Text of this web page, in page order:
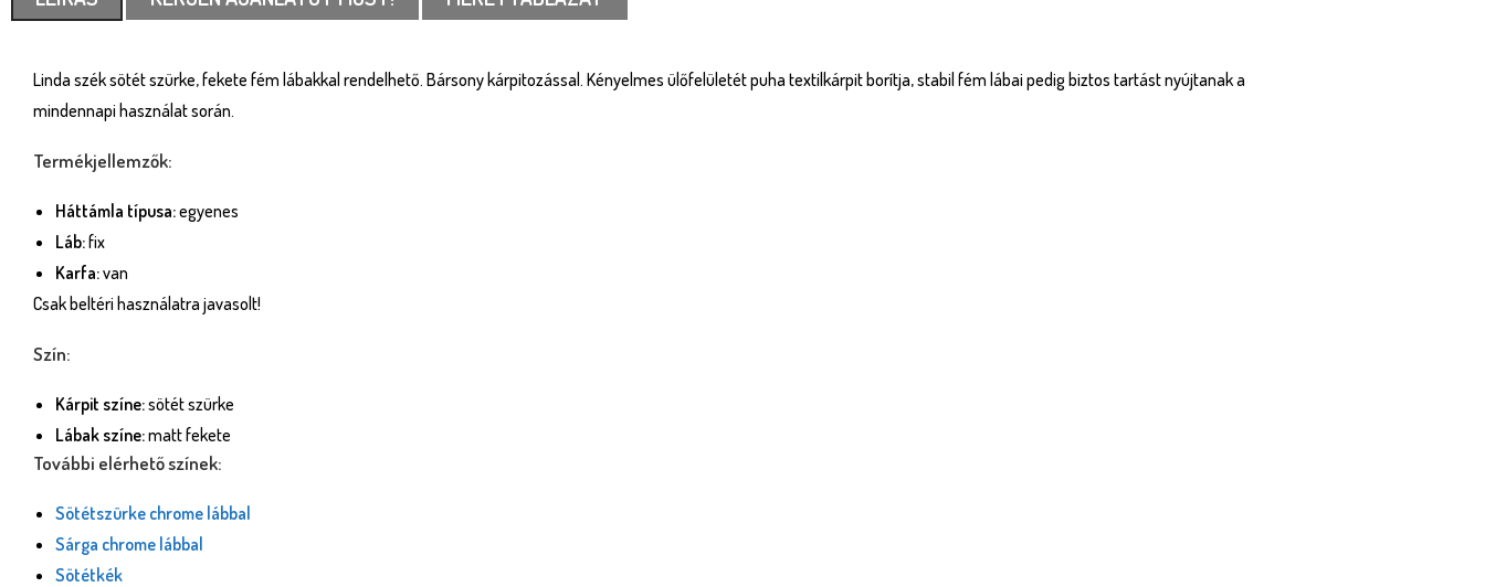
Linda szék sötét szürke, fekete fém lábakkal rendelhető. Bársony kárpitozással. Kényelmes ülőfelületét puha textilkárpit borítja, stabil fém lábai pedig biztos tartást nyújtanak a
mindennapi használat során.
Termékjellemzők:
Háttámla típusa:egyenes
Láb:fix
Karfa:van
Csak beltéri használatra javasolt!
Szín:
Kárpit színe:sötét szürke
Lábak színe:matt fekete
További elérhető színek:
Sötétszürke chrome lábbal
Sárga chrome lábbal
Sötétkék